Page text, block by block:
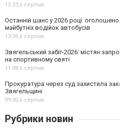
15:23, 6 серпня
Останній шанс у 2026 році:
майбутніх водійок автобусів
13:09, 6 серпня
Звягельський забіг-2026: містян
на спортивному святі
11:08, 6 серпня
Прокуратура через суд захистила
Звягельщині
09:00, 6 серпня
Рубрики новин